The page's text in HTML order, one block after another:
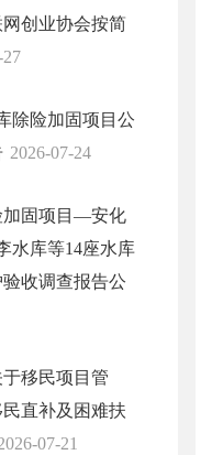
创业协会按简
27
除险加固项目公
2026-07-24
加固项目—安化
水库等14座水库
收调查报告公
移民项目管
直补及困难扶
07-21